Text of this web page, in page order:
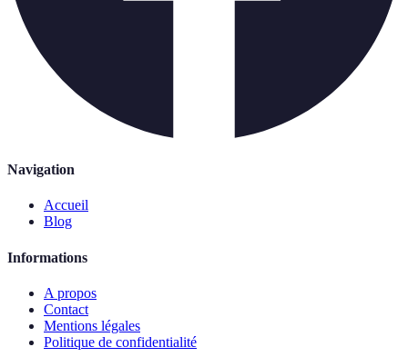
Navigation
Accueil
Blog
Informations
A propos
Contact
Mentions légales
Politique de confidentialité